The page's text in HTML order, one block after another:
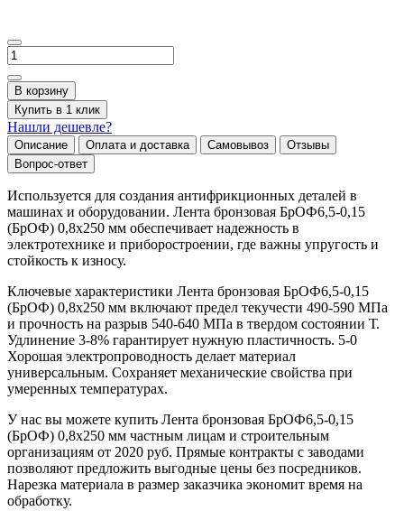
В корзину
Купить в 1 клик
Нашли дешевле?
Описание Оплата и доставка Самовывоз
Отзывы
Вопрос-ответ
Используется для создания антифрикционных деталей в
машинах и оборудовании. Лента бронзовая БрОФ6,5-0,15
(БрОФ) 0,8х250 мм обеспечивает надежность в
электротехнике и приборостроении, где важны упругость и
стойкость к износу.
Ключевые характеристики Лента бронзовая БрОФ6,5-0,15
(БрОФ) 0,8х250 мм включают предел текучести 490-590 МПа
и прочность на разрыв 540-640 МПа в твердом состоянии Т.
Удлинение 3-8% гарантирует нужную пластичность. 5-0
Хорошая электропроводность делает материал
универсальным. Сохраняет механические свойства при
умеренных температурах.
У нас вы можете купить Лента бронзовая БрОФ6,5-0,15
(БрОФ) 0,8х250 мм частным лицам и строительным
организациям от 2020 руб. Прямые контракты с заводами
позволяют предложить выгодные цены без посредников.
Нарезка материала в размер заказчика экономит время на
обработку.